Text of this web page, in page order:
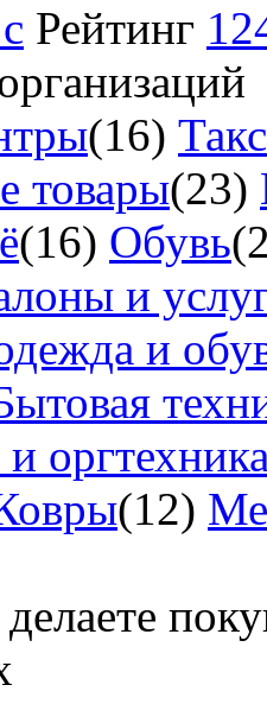
Рейтинг
(16)
товары(23)
(16) Обувь
и
и
(12)